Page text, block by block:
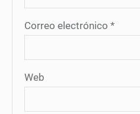
Correo electrónico *
Web